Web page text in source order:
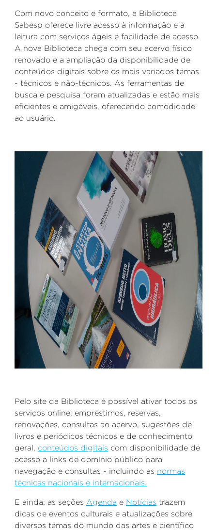
Com novo conceito e formato, a Biblioteca
Sabesp oferece livre acesso à informação e à
leitura com serviços ágeis e facilidade de acesso.
A nova Biblioteca chega com seu acervo físico
renovado e a ampliação da disponibilidade de
conteúdos digitais sobre os mais variados temas
- técnicos e não-técnicos. As ferramentas de
busca e pesquisa foram atualizadas e estão mais
eficientes e amigáveis, oferecendo comodidade
ao usuário.
Pelo site da Biblioteca é possível ativar todos os
serviços online: empréstimos, reservas,
renovações, consultas ao acervo, sugestões de
livros e periódicos técnicos e de conhecimento
geral, conteúdos digitais com disponibilidade de
acesso a links de domínio público para
navegação e consultas - incluindo as normas
técnicas nacionais e internacionais.
E ainda: as seções Agenda e Notícias trazem
dicas de eventos culturais e atualizações sobre
diversos temas do mundo das artes e científico